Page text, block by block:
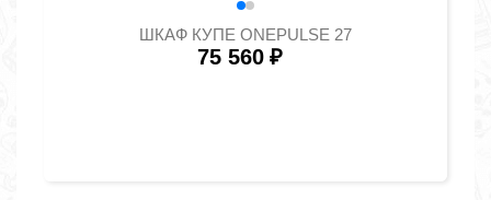
ШКАФ КУПЕ ONEPULSE 27
75 560 ₽